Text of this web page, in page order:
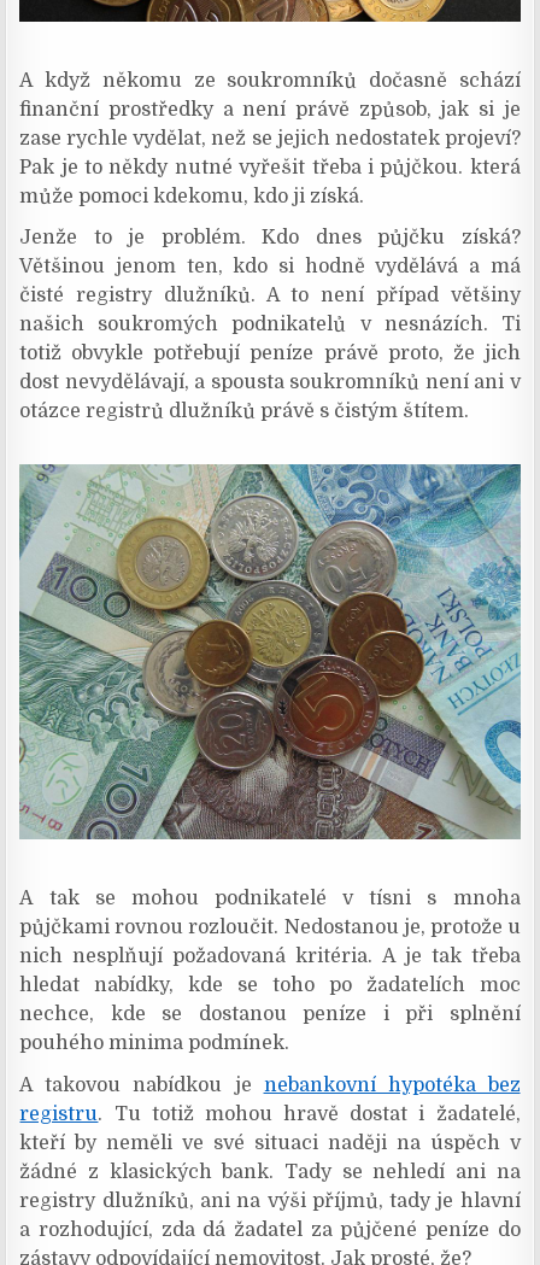
A když někomu ze soukromníků dočasně schází
finanční prostředky a není právě způsob, jak si je
zase rychle vydělat, než se jejich nedostatek projeví?
Pak je to někdy nutné vyřešit třeba i půjčkou. která
může pomoci kdekomu, kdo ji získá.
Jenže to je problém. Kdo dnes půjčku získá?
Většinou jenom ten, kdo si hodně vydělává a má
čisté registry dlužníků. A to není případ většiny
našich soukromých podnikatelů v nesnázích. Ti
totiž obvykle potřebují peníze právě proto, že jich
dost nevydělávají, a spousta soukromníků není ani v
otázce registrů dlužníků právě s čistým štítem.
A tak se mohou podnikatelé v tísni s mnoha
půjčkami rovnou rozloučit. Nedostanou je, protože u
nich nesplňují požadovaná kritéria. A je tak třeba
hledat nabídky, kde se toho po žadatelích moc
nechce, kde se dostanou peníze i při splnění
pouhého minima podmínek.
A takovou nabídkou je nebankovní hypotéka bez
registru. Tu totiž mohou hravě dostat i žadatelé,
kteří by neměli ve své situaci naději na úspěch v
žádné z klasických bank. Tady se nehledí ani na
registry dlužníků, ani na výši příjmů, tady je hlavní
a rozhodující, zda dá žadatel za půjčené peníze do
zástavy odpovídající nemovitost. Jak prosté, že?